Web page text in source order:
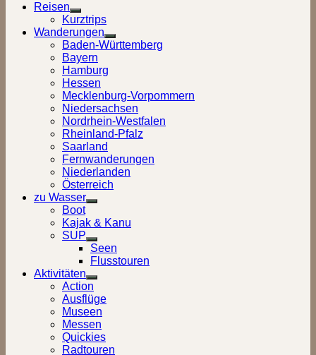
Reisen
Show
sub
menu
Kurztrips
Wanderungen
Show
sub
Baden-Württemberg
Bayern
Hamburg
Hessen
Mecklenburg-Vorpommern
Niedersachsen
Nordrhein-Westfalen
Rheinland-Pfalz
Saarland
Fernwanderungen
Niederlanden
Österreich
zu Wasser
Show
sub
menu
Boot
Kajak & Kanu
SUP
Show
sub
menu
Seen
Flusstouren
Aktivitäten
Show
sub
menu
Action
Ausflüge
Museen
Messen
Quickies
Radtouren